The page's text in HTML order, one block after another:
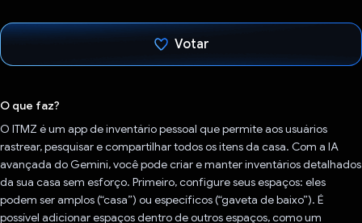
Votar
O que faz?
O ITMZ é um app de inventário pessoal que permite aos usuários
rastrear, pesquisar e compartilhar todos os itens da casa. Com a IA
avançada do Gemini, você pode criar e manter inventários detalhados
da sua casa sem esforço. Primeiro, configure seus espaços: eles
podem ser amplos (“casa”) ou específicos (“gaveta de baixo”). É
possível adicionar espaços dentro de outros espaços, como um